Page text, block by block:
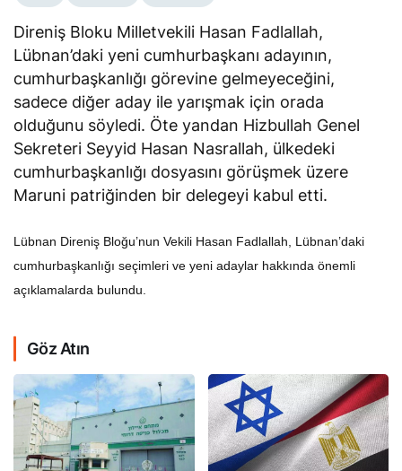
Direniş Bloku Milletvekili Hasan Fadlallah,
Lübnan’daki yeni cumhurbaşkanı adayının,
cumhurbaşkanlığı görevine gelmeyeceğini,
sadece diğer aday ile yarışmak için orada
olduğunu söyledi. Öte yandan Hizbullah Genel
Sekreteri Seyyid Hasan Nasrallah, ülkedeki
cumhurbaşkanlığı dosyasını görüşmek üzere
Maruni patriğinden bir delegeyi kabul etti.
Lübnan Direniş Bloğu’nun Vekili Hasan Fadlallah, Lübnan’daki
cumhurbaşkanlığı seçimleri ve yeni adaylar hakkında önemli
açıklamalarda bulundu.
Göz Atın